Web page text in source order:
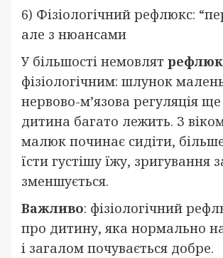
6) Фізіологічний рефлюкс:
але з нюансами
У більшості немовлят
фізіологічним: шлунок
нервово-м’язова регуляція ще
дитина багато лежить. З
малюк починає сидіти,
їсти густішу їжу, зригування
зменшується.
Важливо: фізіологічний
про дитину, яка нормально
і загалом почувається добре.